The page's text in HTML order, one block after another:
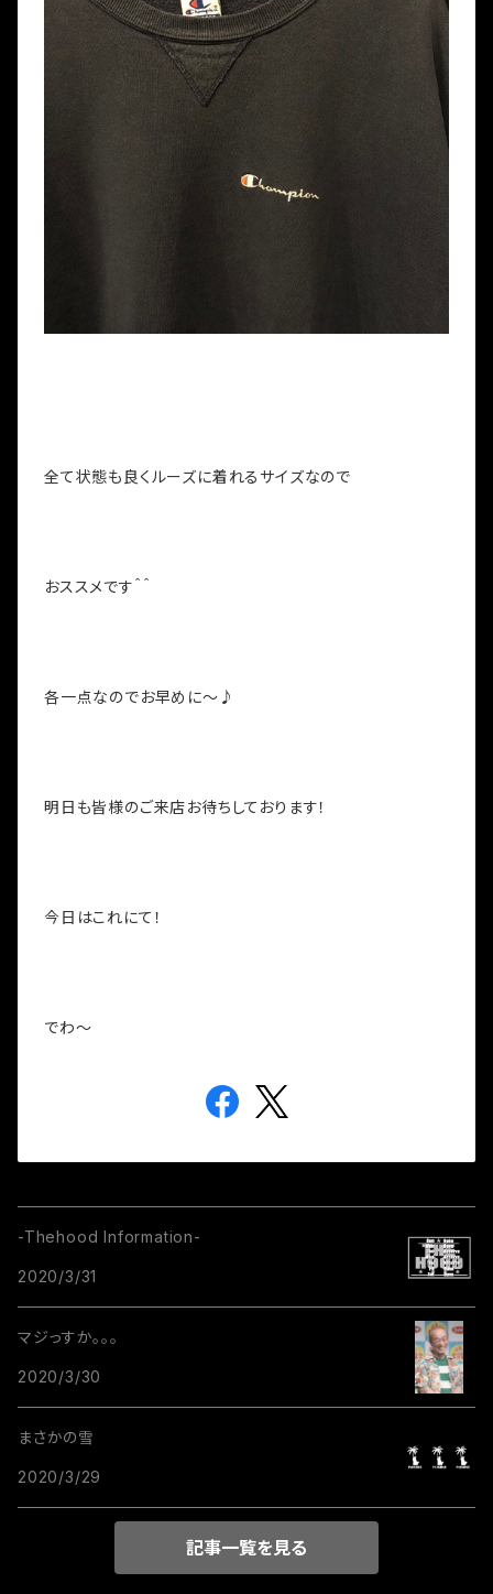
全て状態も良くルーズに着れるサイズなので
おススメです＾＾
各一点なのでお早めに～♪
明日も皆様のご来店お待ちしております！
今日はこれにて！
でわ～
-Thehood Information-
2020/3/31
マジっすか。。。
2020/3/30
まさかの雪
2020/3/29
記事一覧を見る